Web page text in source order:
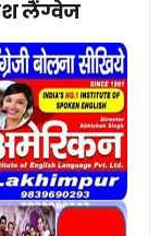
लैंग्वेज